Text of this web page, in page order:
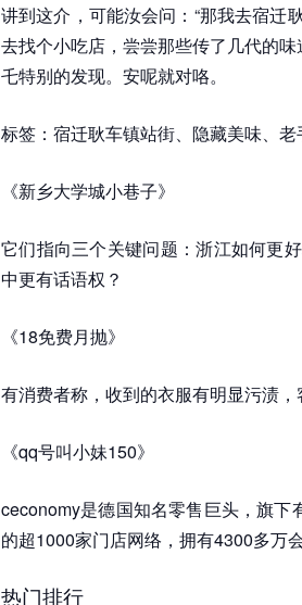
讲到这介，可能汝会问：“那我去宿迁
去找个小吃店，尝尝那些传了几代的
乇特别的发现。安呢就对咯。
标签：宿迁耿车镇站街、隐藏美味、
《新乡大学城小巷子》
它们指向三个关键问题：浙江如何更
中更有话语权？
《18免费月抛》
有消费者称，收到的衣服有明显污渍，
《qq号叫小妹150》
ceconomy是德国知名零售巨头，旗下
的超1000家门店网络，拥有4300多万会
热门排行